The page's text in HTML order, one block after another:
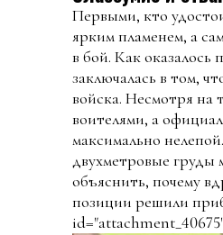
Первыми, кто
ярким пламенем, а
в бой. Как оказалось
заключалась в том,
войска. Несмотря на
воителями, а
максимально
двухметровые груды
объяснить, почему
позиции решили